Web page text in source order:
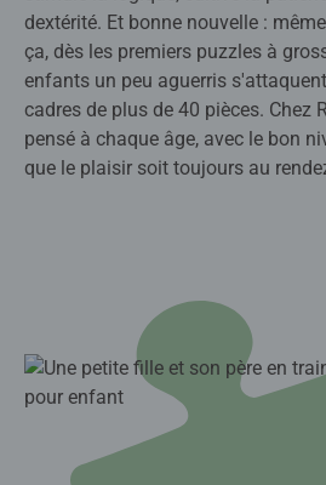
dextérité. Et bonne nouvelle :
ça, dès les premiers puzzles à
enfants un peu aguerris
cadres de plus de 40 pièces. Chez
pensé à chaque âge, avec le bon
que le plaisir soit toujours au